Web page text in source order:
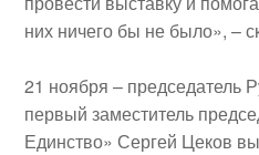
них ничего бы не было», –
21 ноября – председатель
первый заместитель
Единство»Сергей Цеков